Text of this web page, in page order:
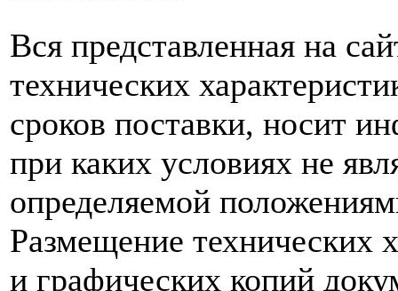
Вся представленная на
технических
сроков поставки, носит
при каких условиях не
определяемой
Размещение технических
и графических копий